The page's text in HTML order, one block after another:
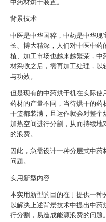
中药材烘干装置。
背景技术
中医是中华国粹，中药是中华瑰
长、博大精深，人们对中医中药
植、加工市场也越来越繁荣，中
材采收之后，需再加工处理，以
与功效。
但是现有的中药烘干机在实际使
药材的产量不同，当待烘干的药
干篮都装满，且运作就会对整个
加热空间进行分割，从而持续
的浪费。
因此，急需设计一种分层式中
问题。
实用新型内容
本实用新型的目的在于提供一种
以解决上述背景技术中提出中
行分割，易造成能源浪费的问题。